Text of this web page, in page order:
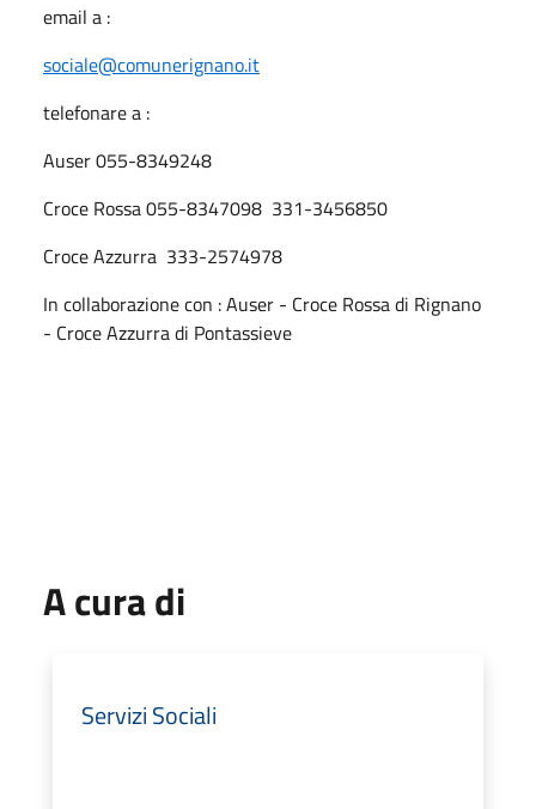
email a :
sociale@comunerignano.it
telefonare a :
Auser 055-8349248
Croce Rossa 055-8347098 331-3456850
Croce Azzurra 333-2574978
In collaborazione con : Auser - Croce Rossa di Rignano
- Croce Azzurra di Pontassieve
A cura di
Servizi Sociali